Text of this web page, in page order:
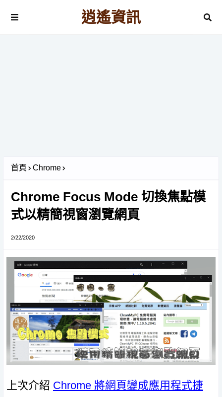
逍遙資訊
首頁 Chrome
Chrome Focus Mode 切換焦點模
式以精簡視窗瀏覽網頁
2/22/2020
上次介紹 Chrome 將網頁變成應用程式捷